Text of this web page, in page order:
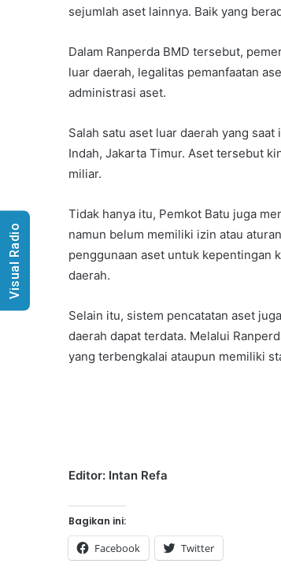
sejumlah aset lainnya. Baik yang
Dalam Ranperda BMD tersebut,
luar daerah, legalitas pemanfaatan
administrasi aset.
Salah satu aset luar daerah yang
Indah, Jakarta Timur. Aset tersebut
miliar.
Tidak hanya itu, Pemkot Batu juga
namun belum memiliki izin atau
penggunaan aset untuk kepentingan
daerah.
Selain itu, sistem pencatatan aset
daerah dapat terdata. Melalui
yang terbengkalai ataupun memiliki
Editor: Intan Refa
Bagikan ini:
Facebook Twitter
Visual Radio